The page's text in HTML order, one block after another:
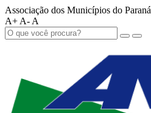
Associação dos Municípios do Paraná
A+ A- A